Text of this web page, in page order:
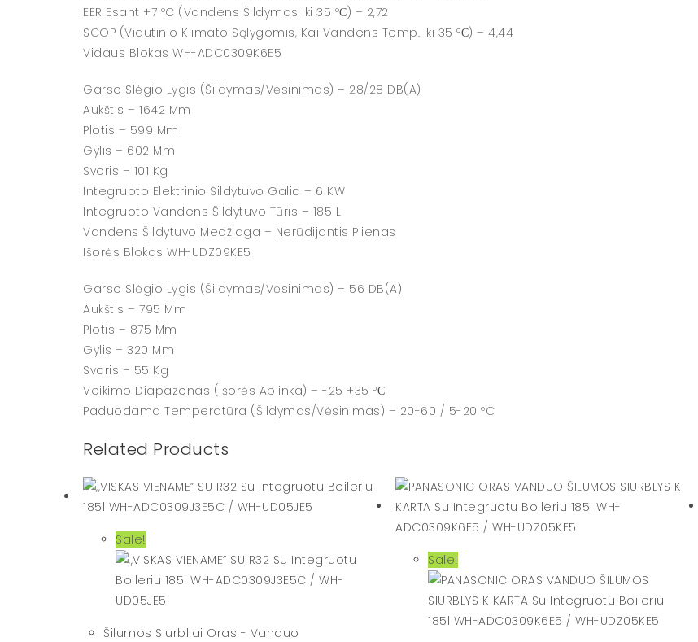
EER Esant +7 ºC (vandens Šildymas Iki 35 ºС) – 2,72
SCOP (vidutinio Klimato Sąlygomis, Kai Vandens Temp. Iki 35 ºС) – 4,44
Vidaus Blokas WH-ADC0309K6E5
Garso Slėgio Lygis (šildymas/vėsinimas) – 28/28 DB(A)
Aukštis – 1642 Mm
Plotis – 599 Mm
Gylis – 602 Mm
Svoris – 101 Kg
Integruoto Elektrinio Šildytuvo Galia – 6 KW
Integruoto Vandens Šildytuvo Tūris – 185 L
Vandens Šildytuvo Medžiaga – Nerūdijantis Plienas
Išorės Blokas WH-UDZ09KE5
Garso Slėgio Lygis (šildymas/vėsinimas) – 56 DB(A)
Aukštis – 795 Mm
Plotis – 875 Mm
Gylis – 320 Mm
Svoris – 55 Kg
Veikimo Diapazonas (išorės Aplinka) – -25 +35 ºС
Paduodama Temperatūra (šildymas/vėsinimas) – 20-60 / 5-20 ºC
Related Products
Sale!
Šilumos Siurbliai Oras - Vanduo
Sale!